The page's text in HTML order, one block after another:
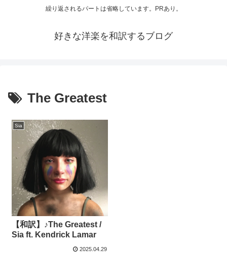
繰り返されるパートは省略しています。PRあり。
好きな洋楽を和訳するブログ
The Greatest
Sia
【和訳】♪The Greatest /
Sia ft. Kendrick Lamar
2025.04.29